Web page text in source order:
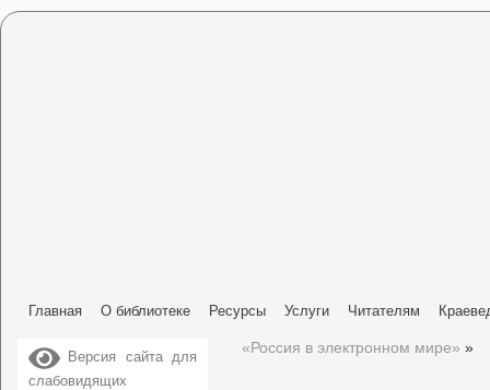
Главная О библиотеке Ресурсы Услуги Читателям
Версия сайта для
слабовидящих
«Россия в электронном мире» »